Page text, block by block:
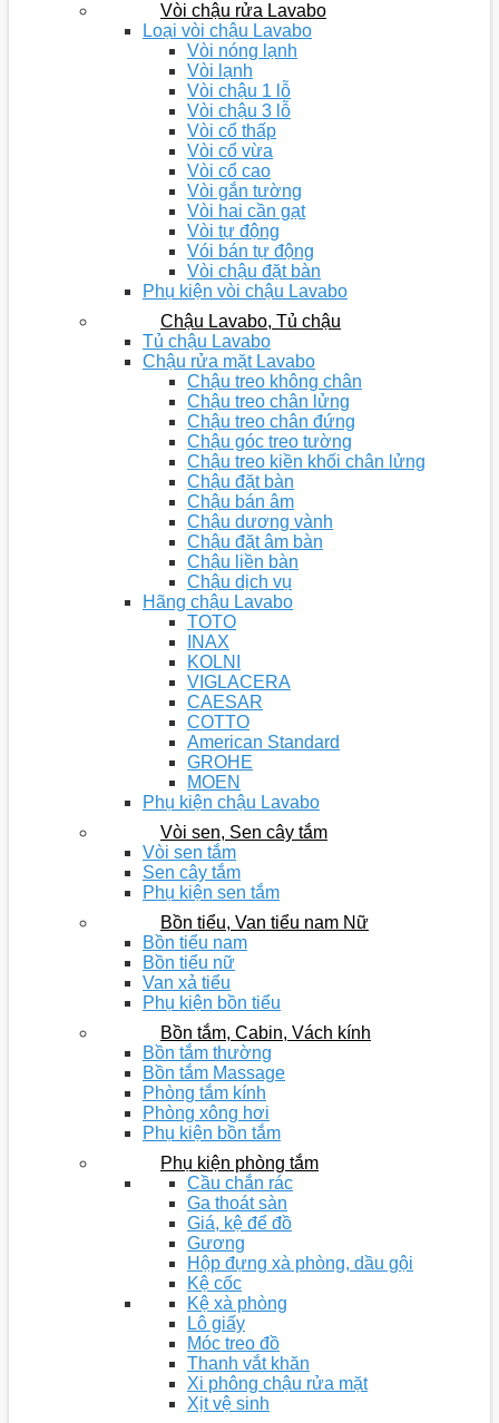
Vòi chậu rửa Lavabo
Loại vòi chậu Lavabo
Vòi nóng lạnh
Vòi lạnh
Vòi chậu 1 lỗ
Vòi chậu 3 lỗ
Vòi cổ thấp
Vòi cổ vừa
Vòi cổ cao
Vòi gắn tường
Vòi hai cần gạt
Vòi tự động
Vói bán tự động
Vòi chậu đặt bàn
Phụ kiện vòi chậu Lavabo
Chậu Lavabo, Tủ chậu
Tủ chậu Lavabo
Chậu rửa mặt Lavabo
Chậu treo không chân
Chậu treo chân lửng
Chậu treo chân đứng
Chậu góc treo tường
Chậu treo kiền khối chân lửng
Chậu đặt bàn
Chậu bán âm
Chậu dương vành
Chậu đặt âm bàn
Chậu liền bàn
Chậu dịch vụ
Hãng chậu Lavabo
TOTO
INAX
KOLNI
VIGLACERA
CAESAR
COTTO
American Standard
GROHE
MOEN
Phụ kiện chậu Lavabo
Vòi sen, Sen cây tắm
Vòi sen tắm
Sen cây tắm
Phụ kiện sen tắm
Bồn tiểu, Van tiểu nam Nữ
Bồn tiểu nam
Bồn tiểu nữ
Van xả tiểu
Phụ kiện bồn tiểu
Bồn tắm, Cabin, Vách kính
Bồn tắm thường
Bồn tắm Massage
Phòng tắm kính
Phòng xông hơi
Phụ kiện bồn tắm
Phụ kiện phòng tắm
Cầu chắn rác
Ga thoát sàn
Giá, kệ để đồ
Gương
Hộp đựng xà phòng, dầu gội
Kệ cốc
Kệ xà phòng
Lô giấy
Móc treo đồ
Thanh vắt khăn
Xi phông chậu rửa mặt
Xịt vệ sinh